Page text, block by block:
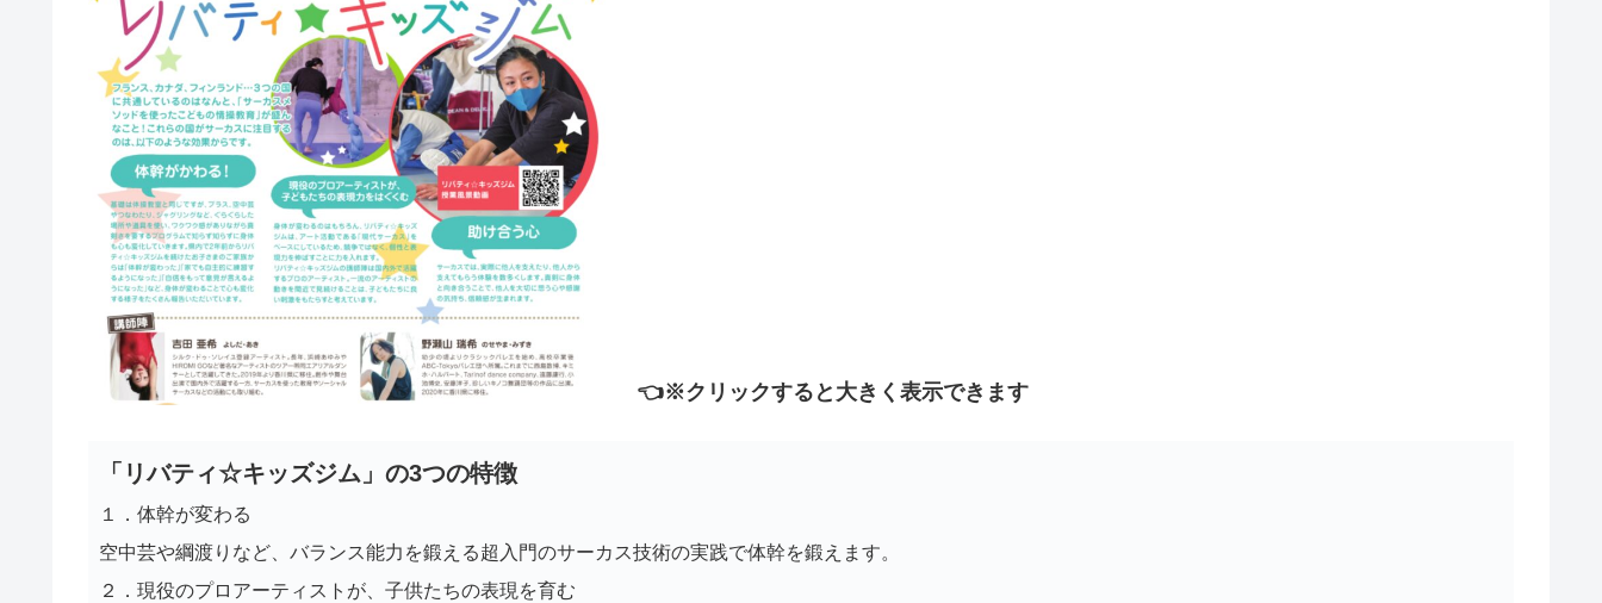
👈️※クリックすると大きく表示できます
「リバティ☆キッズジム」の3つの特徴
１．体幹が変わる
空中芸や綱渡りなど、バランス能力を鍛える超入門のサーカス技術の実践で体幹を鍛えます。
２．現役のプロアーティストが、子供たちの表現を育む